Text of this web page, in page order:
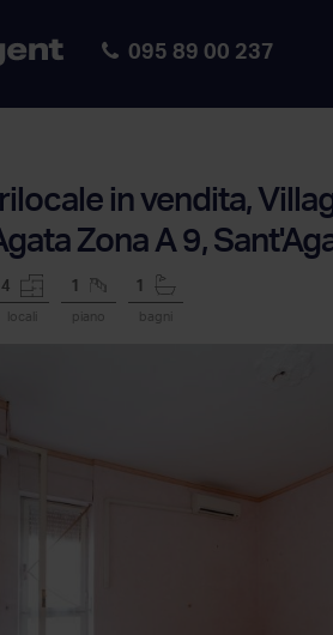
095 89 00 237
in vendita,
Zona A 9,
4
locali
1
piano
1
bagni